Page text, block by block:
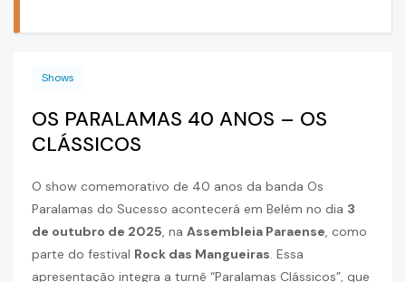
Shows
OS PARALAMAS 40 ANOS – OS
CLÁSSICOS
O show comemorativo de 40 anos da banda Os
Paralamas do Sucesso acontecerá em Belém no dia 3
de outubro de 2025, na Assembleia Paraense, como
parte do festival Rock das Mangueiras. Essa
apresentação integra a turnê “Paralamas Clássicos”, que